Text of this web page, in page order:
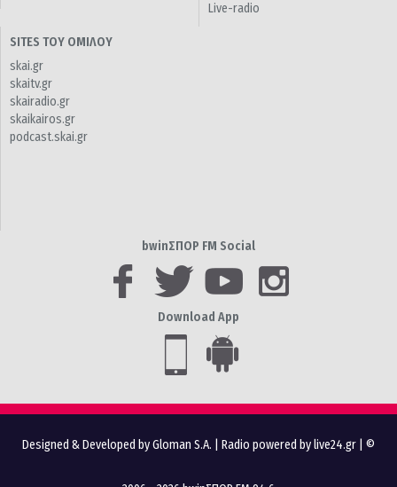
Live-radio
SITES ΤΟΥ ΟΜΙΛΟΥ
skai.gr
skaitv.gr
skairadio.gr
skaikairos.gr
podcast.skai.gr
bwinΣΠΟΡ FM Social
Download App
Designed & Developed by Gloman S.A. Radio powered by live24.gr | ©